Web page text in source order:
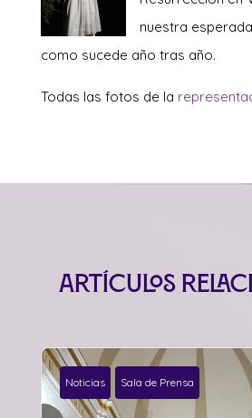
nuestra
como sucede año tras año.
Todas las fotos de la
Artículos
Noticias Sala de Prensa